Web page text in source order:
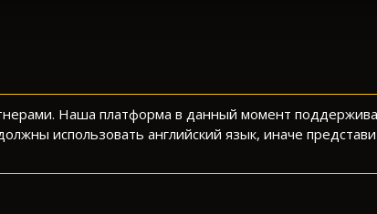
Наша платформа в данный момент
использовать английский язык, иначе